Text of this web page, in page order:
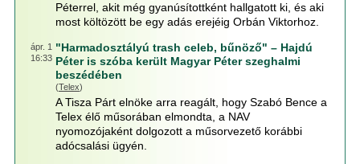
Péterrel, akit még gyanúsítottként hallgatott ki, és aki
most költözött be egy adás erejéig Orbán Viktorhoz.
ápr. 1
16:33
"Harmadosztályú trash celeb, bűnöző" – Hajdú
Péter is szóba került Magyar Péter szeghalmi
beszédében
(Telex)
A Tisza Párt elnöke arra reagált, hogy Szabó Bence a
Telex élő műsorában elmondta, a NAV
nyomozójaként dolgozott a műsorvezető korábbi
adócsalási ügyén.